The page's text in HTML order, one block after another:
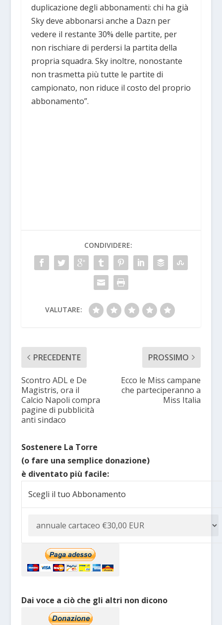
duplicazione degli abbonamenti: chi ha già
Sky deve abbonarsi anche a Dazn per
vedere il restante 30% delle partite, per
non rischiare di perdersi la partita della
propria squadra. Sky inoltre, nonostante
non trasmetta più tutte le partite di
campionato, non riduce il costo del proprio
abbonamento”.
CONDIVIDERE:
VALUTARE:
PRECEDENTE
Scontro ADL e De
Magistris, ora il
Calcio Napoli compra
pagine di pubblicità
anti sindaco
PROSSIMO
Ecco le Miss campane
che parteciperanno a
Miss Italia
Sostenere La Torre
(o fare una semplice donazione)
è diventato più facile:
Scegli il tuo Abbonamento
Dai voce a ciò che gli altri non dicono